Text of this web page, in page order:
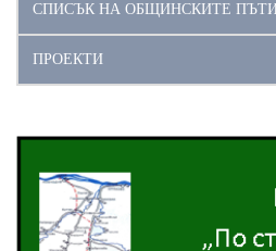
СПИСЪК НА ОБЩИНСКИТЕ
ПРОЕКТИ